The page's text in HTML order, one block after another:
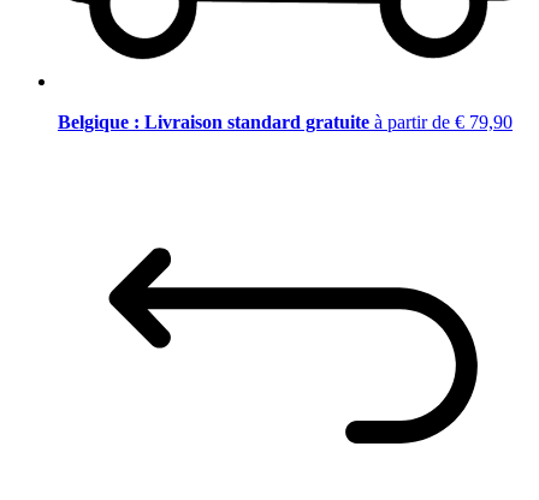
Belgique : Livraison standard gratuite à partir de € 79,90